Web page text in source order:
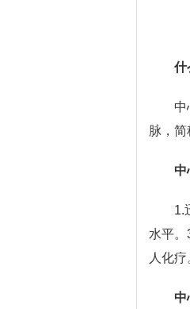
什
中
脉，简
中
1.
水平
人化疗
中